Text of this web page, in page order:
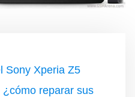
Sony Xperia Z5
reparar sus